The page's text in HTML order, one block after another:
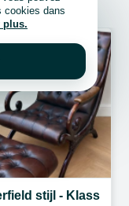
Voir tout
stijl -
cookies dans
plus.